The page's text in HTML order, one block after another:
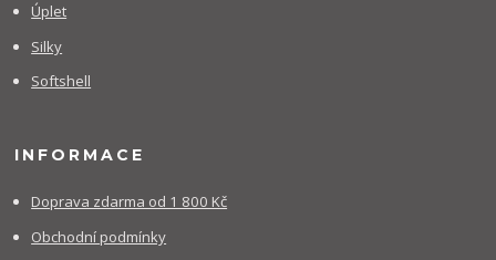
Úplet
Silky
Softshell
INFORMACE
Doprava zdarma od 1 800 Kč
Obchodní podmínky